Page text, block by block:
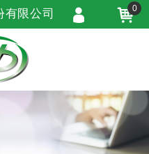
有限公司 0
入
冊
碼